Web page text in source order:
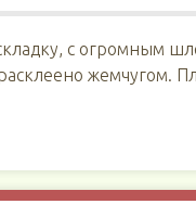
с огромным
жемчугом.